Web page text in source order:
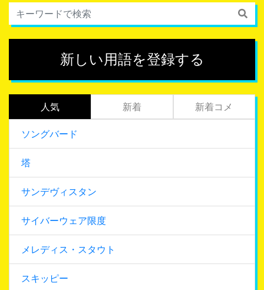
新しい用語を登録する
人気 新着 新着コメ
ソングバード
塔
サンデヴィスタン
サイバーウェア限度
メレディス・スタウト
スキッピー